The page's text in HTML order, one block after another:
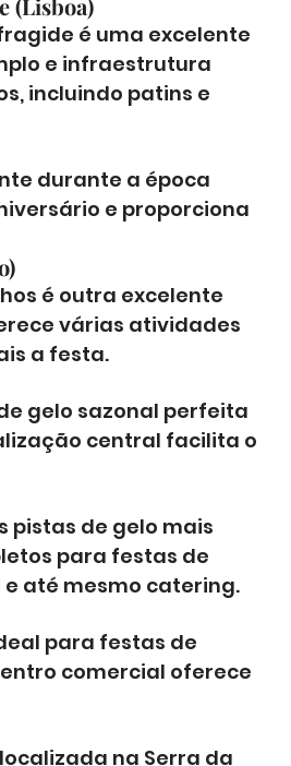
(Lisboa)
é uma excelente
e infraestrutura
incluindo patins e
durante a época
e proporciona
é outra excelente
várias atividades
a festa.
gelo sazonal perfeita
central facilita o
pistas de gelo mais
para festas de
até mesmo catering.
para festas de
comercial oferece
na Serra da